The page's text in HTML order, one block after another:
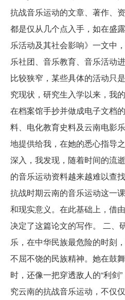
抗战音乐运动的文章、著作、
都是仅从几个点入手，如在盛
乐活动及其社会影响》一文中
乐社团、音乐教育、音乐活动
比较狭窄，某些具体的活动只
究现状，研究生入学以来，我
在档案馆手抄并做成电子文档
料、电化教育史料及云南电影
地提供给我，在她的悉心指导
深入，我发现，随着时间的流
的音乐运动资料越来越难以查
抗战时期云南的音乐运动这一
和现实意义。在此基础上，借
决定了这篇论文的写作。 二、
乐，在中华民族最危险的时刻
不屈不饶的民族精神。她在鼓
时，还像一把穿透敌人的“利剑
究云南的抗战音乐运动，不仅